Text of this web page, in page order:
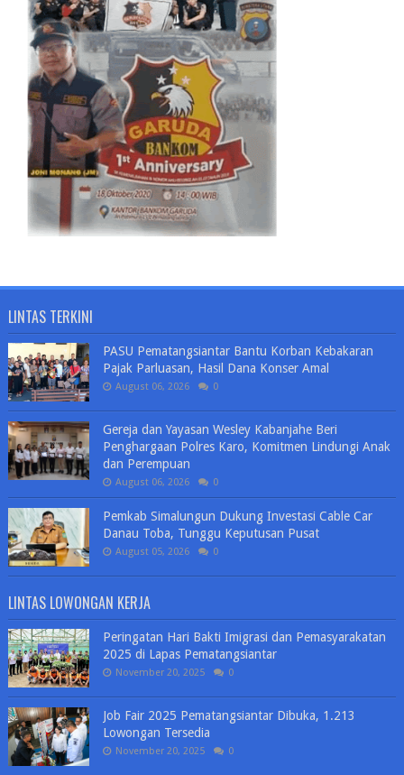
LINTAS TERKINI
PASU Pematangsiantar Bantu Korban Kebakaran
Pajak Parluasan, Hasil Dana Konser Amal
August 06, 2026 0
Gereja dan Yayasan Wesley Kabanjahe Beri
Penghargaan Polres Karo, Komitmen Lindungi Anak
dan Perempuan
August 06, 2026 0
Pemkab Simalungun Dukung Investasi Cable Car
Danau Toba, Tunggu Keputusan Pusat
August 05, 2026 0
LINTAS LOWONGAN KERJA
Peringatan Hari Bakti Imigrasi dan Pemasyarakatan
2025 di Lapas Pematangsiantar
November 20, 2025 0
Job Fair 2025 Pematangsiantar Dibuka, 1.213
Lowongan Tersedia
November 20, 2025 0